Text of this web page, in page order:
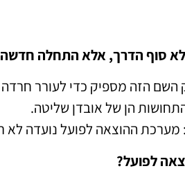
לא סוף הדרך, אלא התחלה חדשה
הזה מספיק כדי לעורר חרדה
הן של אובדן שליטה.
מערכת ההוצאה לפועל נועדה לא
לפועל?